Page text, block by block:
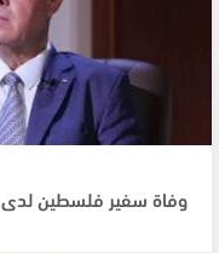
وفاة سفير فلسطين لدى